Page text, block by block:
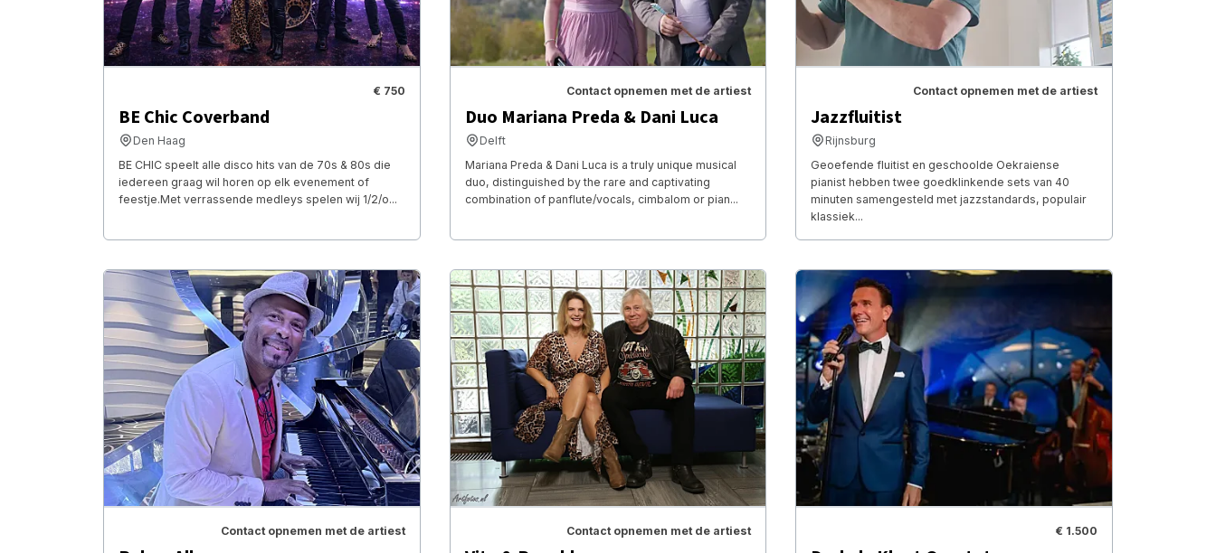
€ 750
BE Chic Coverband
Den Haag
BE CHIC speelt alle disco hits van de 70s & 80s die
iedereen graag wil horen op elk evenement of
feestje.Met verrassende medleys spelen wij 1/2/o...
Contact opnemen met de artiest
Duo Mariana Preda & Dani Luca
Delft
Mariana Preda & Dani Luca is a truly unique musical
duo, distinguished by the rare and captivating
combination of panflute/vocals, cimbalom or pian...
Contact opnemen met de artiest
Jazzfluitist
Rijnsburg
Geoefende fluitist en geschoolde Oekraiense
pianist hebben twee goedklinkende sets van 40
minuten samengesteld met jazzstandards, populair
klassiek...
Contact opnemen met de artiest Contact opnemen met de artiest € 1.500